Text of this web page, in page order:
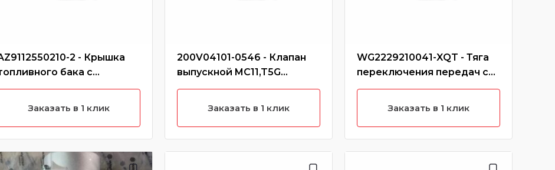
2 - Крышка
бака с
(металл)
Заказать в 1 клик
200V04101-0546 - Клапан
выпускной MC11,T5G
CREATEK
Заказать в 1 клик
WG2229210041-XQT - Тяга
переключения передач с
наконечником маленьким
Заказать в 1 клик